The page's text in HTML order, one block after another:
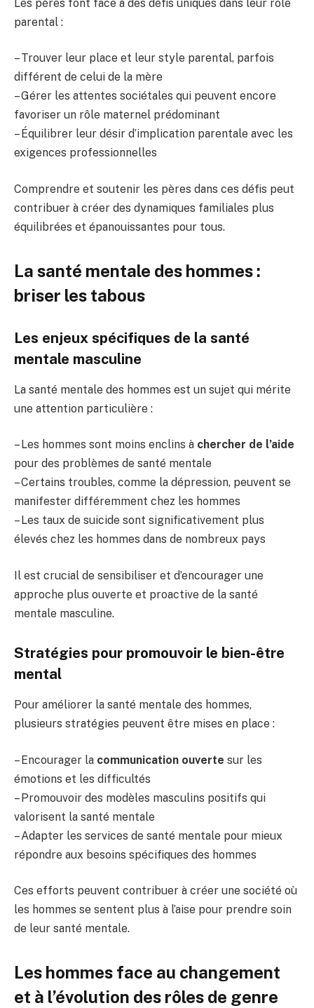
Les pères font face à des défis uniques dans leur rôle
parental :
– Trouver leur place et leur style parental, parfois
différent de celui de la mère
– Gérer les attentes sociétales qui peuvent encore
favoriser un rôle maternel prédominant
– Équilibrer leur désir d’implication parentale avec les
exigences professionnelles
Comprendre et soutenir les pères dans ces défis peut
contribuer à créer des dynamiques familiales plus
équilibrées et épanouissantes pour tous.
La santé mentale des hommes :
briser les tabous
Les enjeux spécifiques de la santé
mentale masculine
La santé mentale des hommes est un sujet qui mérite
une attention particulière :
– Les hommes sont moins enclins à chercher de l’aide
pour des problèmes de santé mentale
– Certains troubles, comme la dépression, peuvent se
manifester différemment chez les hommes
– Les taux de suicide sont significativement plus
élevés chez les hommes dans de nombreux pays
Il est crucial de sensibiliser et d’encourager une
approche plus ouverte et proactive de la santé
mentale masculine.
Stratégies pour promouvoir le bien-être
mental
Pour améliorer la santé mentale des hommes,
plusieurs stratégies peuvent être mises en place :
– Encourager la communication ouverte sur les
émotions et les difficultés
– Promouvoir des modèles masculins positifs qui
valorisent la santé mentale
– Adapter les services de santé mentale pour mieux
répondre aux besoins spécifiques des hommes
Ces efforts peuvent contribuer à créer une société où
les hommes se sentent plus à l’aise pour prendre soin
de leur santé mentale.
Les hommes face au changement
et à l’évolution des rôles de genre